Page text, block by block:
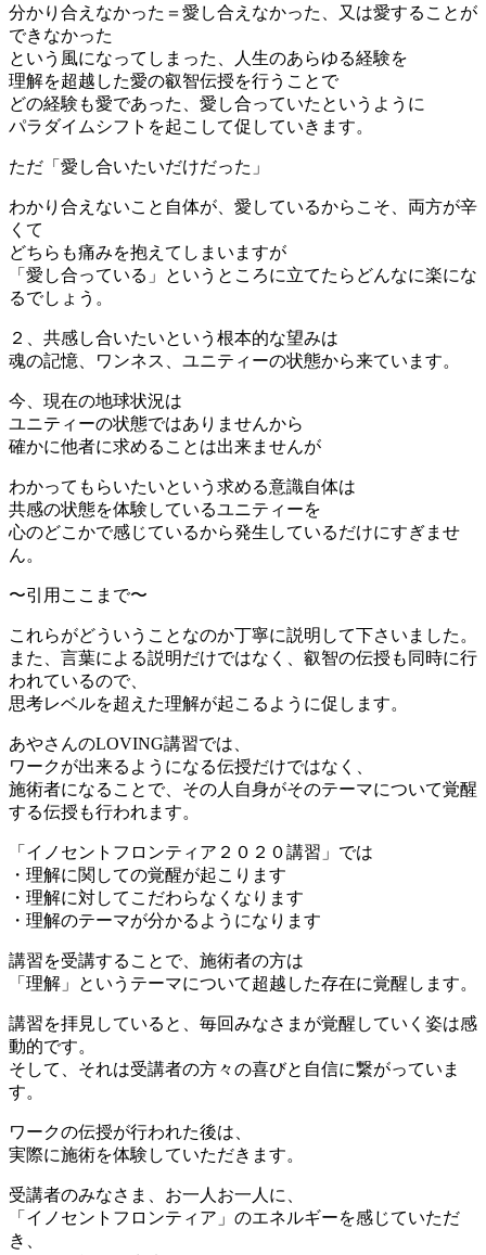
分かり合えなかった＝愛し合えなかった、又は愛することが
できなかった
という風になってしまった、人生のあらゆる経験を
理解を超越した愛の叡智伝授を行うことで
どの経験も愛であった、愛し合っていたというように
パラダイムシフトを起こして促していきます。
ただ「愛し合いたいだけだった」
わかり合えないこと自体が、愛しているからこそ、両方が辛
くて
どちらも痛みを抱えてしまいますが
「愛し合っている」というところに立てたらどんなに楽にな
るでしょう。
２、共感し合いたいという根本的な望みは
魂の記憶、ワンネス、ユニティーの状態から来ています。
今、現在の地球状況は
ユニティーの状態ではありませんから
確かに他者に求めることは出来ませんが
わかってもらいたいという求める意識自体は
共感の状態を体験しているユニティーを
心のどこかで感じているから発生しているだけにすぎませ
ん。
〜引用ここまで〜
これらがどういうことなのか丁寧に説明して下さいました。
また、言葉による説明だけではなく、叡智の伝授も同時に行
われているので、
思考レベルを超えた理解が起こるように促します。
あやさんのLOVING講習では、
ワークが出来るようになる伝授だけではなく、
施術者になることで、その人自身がそのテーマについて覚醒
する伝授も行われます。
「イノセントフロンティア２０２０講習」では
・理解に関しての覚醒が起こります
・理解に対してこだわらなくなります
・理解のテーマが分かるようになります
講習を受講することで、施術者の方は
「理解」というテーマについて超越した存在に覚醒します。
講習を拝見していると、毎回みなさまが覚醒していく姿は感
動的です。
そして、それは受講者の方々の喜びと自信に繋がっていま
す。
ワークの伝授が行われた後は、
実際に施術を体験していただきます。
受講者のみなさま、お一人お一人に、
「イノセントフロンティア」のエネルギーを感じていただ
き、